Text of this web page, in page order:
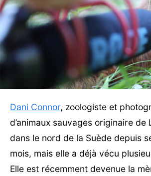
Dani Connor, zoologiste et
d’animaux sauvages originaire de
dans le nord de la Suède depuis
mois, mais elle a déjà vécu
Elle est récemment devenue la